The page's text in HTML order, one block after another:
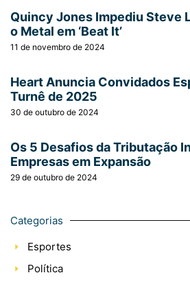
Quincy Jones Impediu Steve
o Metal em ‘Beat It’
11 de novembro de 2024
Heart Anuncia Convidados
Turnê de 2025
30 de outubro de 2024
Os 5 Desafios da Tributação
Empresas em Expansão
29 de outubro de 2024
Categorias
Esportes
Política